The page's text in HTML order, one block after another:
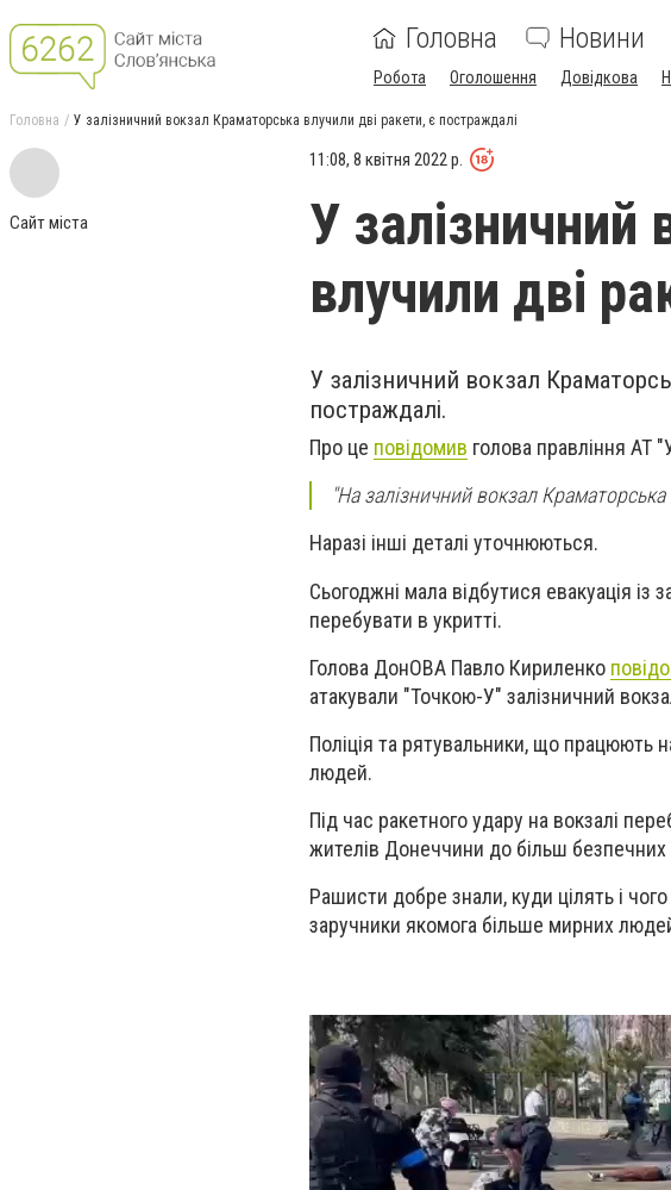
Головна Новини
Робота Оголошення Довідкова
Головна У залізничний вокзал Краматорська влучили дві ракети, є постраждалі
Сайт міста
11:08, 8 квітня 2022 р.
У
влучили дві
У залізничний вокзал
постраждалі.
Про це повідомив голова правління АТ
"На залізничний вокзал
Наразі інші деталі уточнюються.
Сьогоджні мала відбутися евакуація із
перебувати в укритті.
Голова ДонОВА Павло Кириленко
атакували "Точкою-У" залізничний
Поліція та рятувальники, що працюють
людей.
Під час ракетного удару на вокзалі
жителів Донеччини до більш безпечних
Рашисти добре знали, куди цілять і
заручники якомога більше мирних